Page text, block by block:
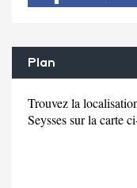
Plan
Trouvez la
Seysses sur la carte